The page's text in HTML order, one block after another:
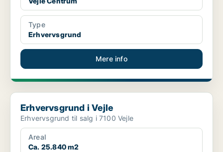
Type
Erhvervsgrund
Mere info
Erhvervsgrund i Vejle
Erhvervsgrund i Vejle
Erhvervsgrund til salg i 7100 Vejle
Areal
Ca. 25.840 m2